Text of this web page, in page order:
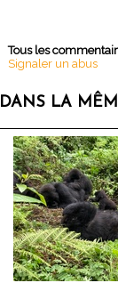
Tous les
Signaler un abus
DANS LA